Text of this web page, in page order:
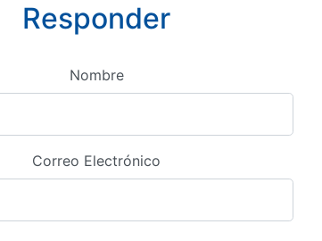
Responder
Nombre
Correo Electrónico